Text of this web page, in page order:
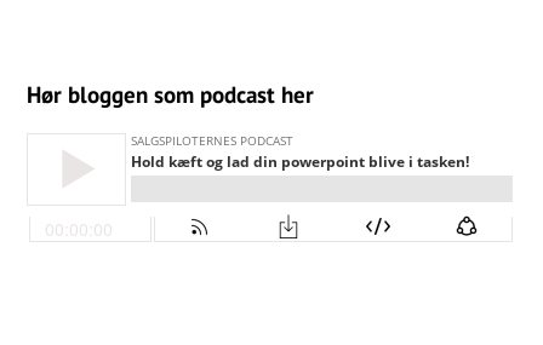
Hør bloggen som podcast her